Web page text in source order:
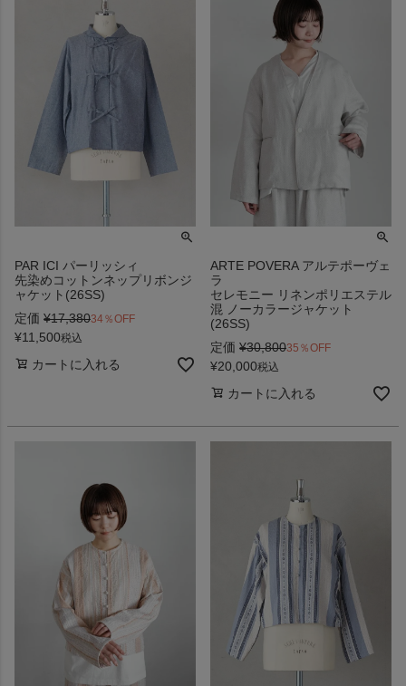
PAR ICI パーリッシィ
先染めコットンネップリボンジ
ャケット(26SS)
定価 ¥17,38034％OFF
¥11,500税込
カートに入れる
ARTE POVERA アルテポーヴェ
ラ
セレモニー リネンポリエステル
混 ノーカラージャケット
(26SS)
定価 ¥30,80035％OFF
¥20,000税込
カートに入れる